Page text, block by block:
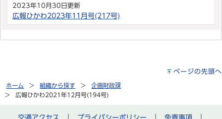
2023年10月30日更新
広報ひかわ2023年11月号(217号)
ページの先頭へ
ホーム 組織から探す
企画財政課
広報ひかわ2021年12月号(194号)
交通アクセス プライバシーポリシー 免責事項